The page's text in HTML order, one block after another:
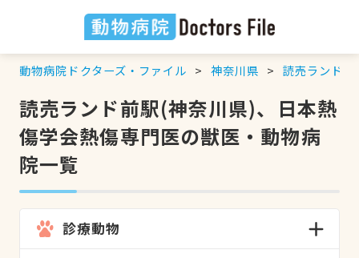
動物病院ドクターズ・ファイル 神奈川県 読売ランド前
読売ランド前駅(神奈川県)、日本熱
傷学会熱傷専門医の獣医・動物病
院一覧
診療動物